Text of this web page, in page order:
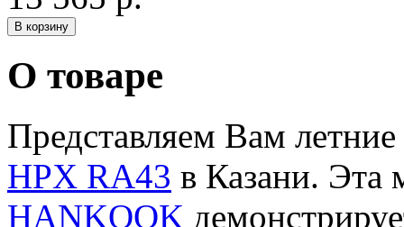
О товаре
Представляем Вам
HPX RA43 в Казани. Эта
HANKOOK